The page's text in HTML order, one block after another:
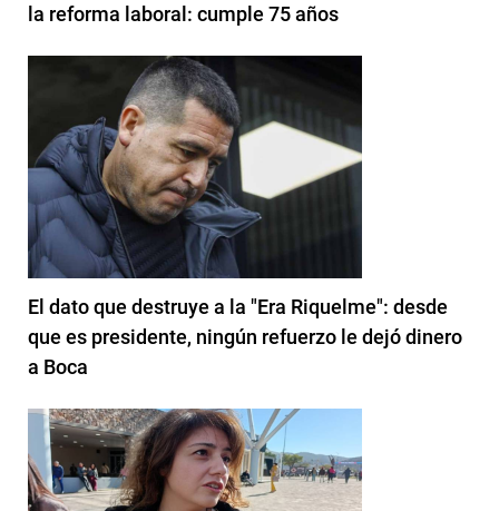
la reforma laboral: cumple 75 años
El dato que destruye a la "Era Riquelme": desde
que es presidente, ningún refuerzo le dejó dinero
a Boca